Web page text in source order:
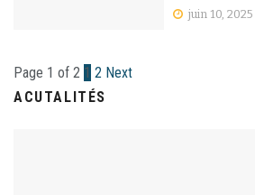
juin 10, 2025
Page 1 of 2 1 2 Next
ACUTALITÉS